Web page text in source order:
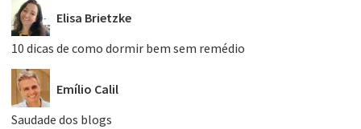
Elisa Brietzke
10 dicas de como dormir bem sem remédio
Emílio Calil
Saudade dos blogs